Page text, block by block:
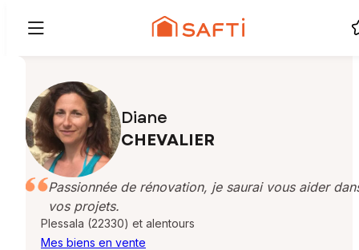
Diane
CHEVALIER
Passionnée de rénovation, je saurai vous aider
vos projets.
Plessala (22330) et alentours
Mes biens en vente